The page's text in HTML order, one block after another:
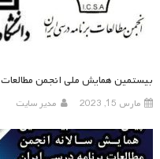
بیستمین همایش ملی انجمن
مارس 15, 2023 مدیر سایت